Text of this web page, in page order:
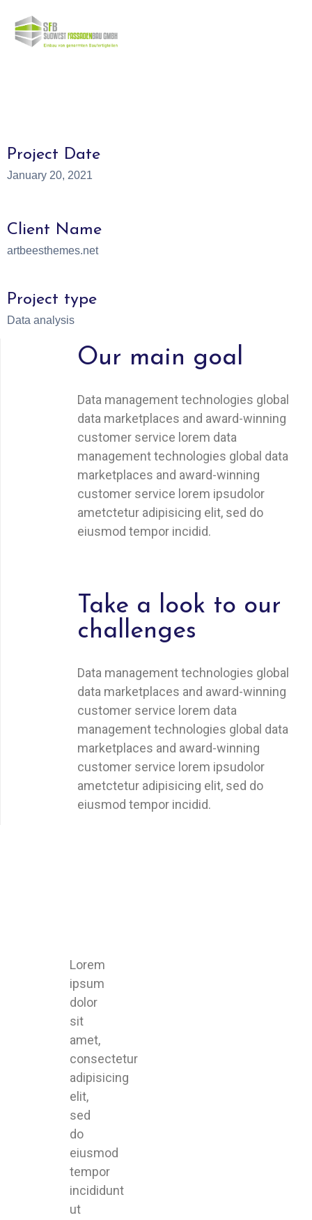
Project Date
January 20, 2021
Client Name
artbeesthemes.net
Project type
Data analysis
Our main goal
Data management technologies global
data marketplaces and award-winning
customer service lorem data
management technologies global data
marketplaces and award-winning
customer service lorem ipsudolor
ametctetur adipisicing elit, sed do
eiusmod tempor incidid.
Take a look to our
challenges
Data management technologies global
data marketplaces and award-winning
customer service lorem data
management technologies global data
marketplaces and award-winning
customer service lorem ipsudolor
ametctetur adipisicing elit, sed do
eiusmod tempor incidid.
Lorem
ipsum
dolor
sit
amet,
consectetur
adipisicing
elit,
sed
do
eiusmod
tempor
incididunt
ut